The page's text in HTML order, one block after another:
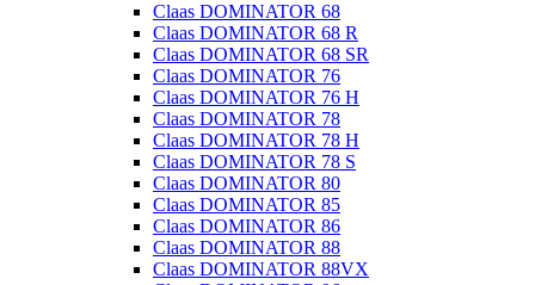
Claas DOMINATOR 68
Claas DOMINATOR 68 R
Claas DOMINATOR 68 SR
Claas DOMINATOR 76
Claas DOMINATOR 76 H
Claas DOMINATOR 78
Claas DOMINATOR 78 H
Claas DOMINATOR 78 S
Claas DOMINATOR 80
Claas DOMINATOR 85
Claas DOMINATOR 86
Claas DOMINATOR 88
Claas DOMINATOR 88VX